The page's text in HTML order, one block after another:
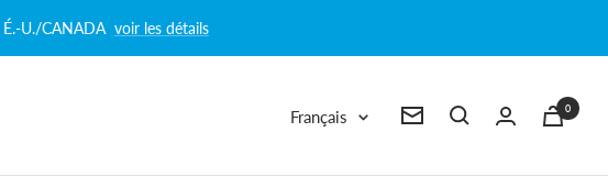
U./CANADA voir les détails
Langue
Français Newsletter
0